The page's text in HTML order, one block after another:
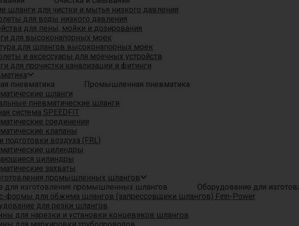
шланги для чистки и мытья низкого давления
для воды низкого давления
для пены, мойки и дозирования
для высоконапорных моек
для шлангов высоконапорных моек
и аксессуары для моечных устройств
для прочистки канализации и фитинги
Промышленная пневматика
шланги
пневматические шланги
система SPEEDFIT
соединения
клапаны
подготовки воздуха (FRL)
цилиндры
цилиндры
захваты
промышленных шлангов
Оборудование для
формы для обжима шлангов (запрессовщики шлангов) Finn-Power
для резки шлангов
для нарезки и установки концевиков шлангов